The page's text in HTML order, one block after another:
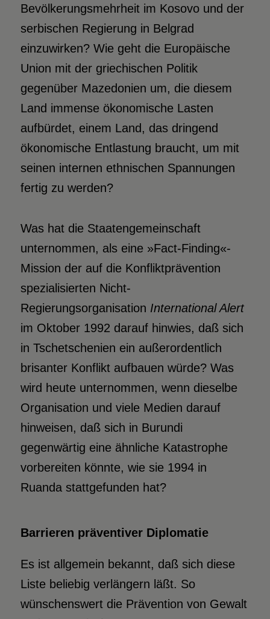
Bevölkerungsmehrheit im Kosovo und der
serbischen Regierung in Belgrad
einzuwirken? Wie geht die Europäische
Union mit der griechischen Politik
gegenüber Mazedonien um, die diesem
Land immense ökonomische Lasten
aufbürdet, einem Land, das dringend
ökonomische Entlastung braucht, um mit
seinen internen ethnischen Spannungen
fertig zu werden?
Was hat die Staatengemeinschaft
unternommen, als eine »Fact-Finding«-
Mission der auf die Konfliktprävention
spezialisierten Nicht-
Regierungsorganisation International Alert
im Oktober 1992 darauf hinwies, daß sich
in Tschetschenien ein außerordentlich
brisanter Konflikt aufbauen würde? Was
wird heute unternommen, wenn dieselbe
Organisation und viele Medien darauf
hinweisen, daß sich in Burundi
gegenwärtig eine ähnliche Katastrophe
vorbereiten könnte, wie sie 1994 in
Ruanda stattgefunden hat?
Barrieren präventiver Diplomatie
Es ist allgemein bekannt, daß sich diese
Liste beliebig verlängern läßt. So
wünschenswert die Prävention von Gewalt